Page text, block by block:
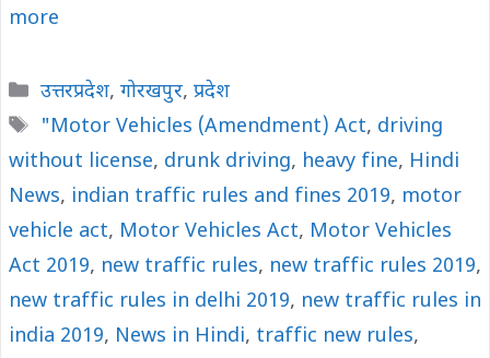
more
Categories
उत्तरप्रदेश, गोरखपुर, प्रदेश
Tags
"Motor Vehicles (Amendment) Act, driving
without license, drunk driving, heavy fine, Hindi
News, indian traffic rules and fines 2019, motor
vehicle act, Motor Vehicles Act, Motor Vehicles
Act 2019, new traffic rules, new traffic rules 2019,
new traffic rules in delhi 2019, new traffic rules in
india 2019, News in Hindi, traffic new rules,